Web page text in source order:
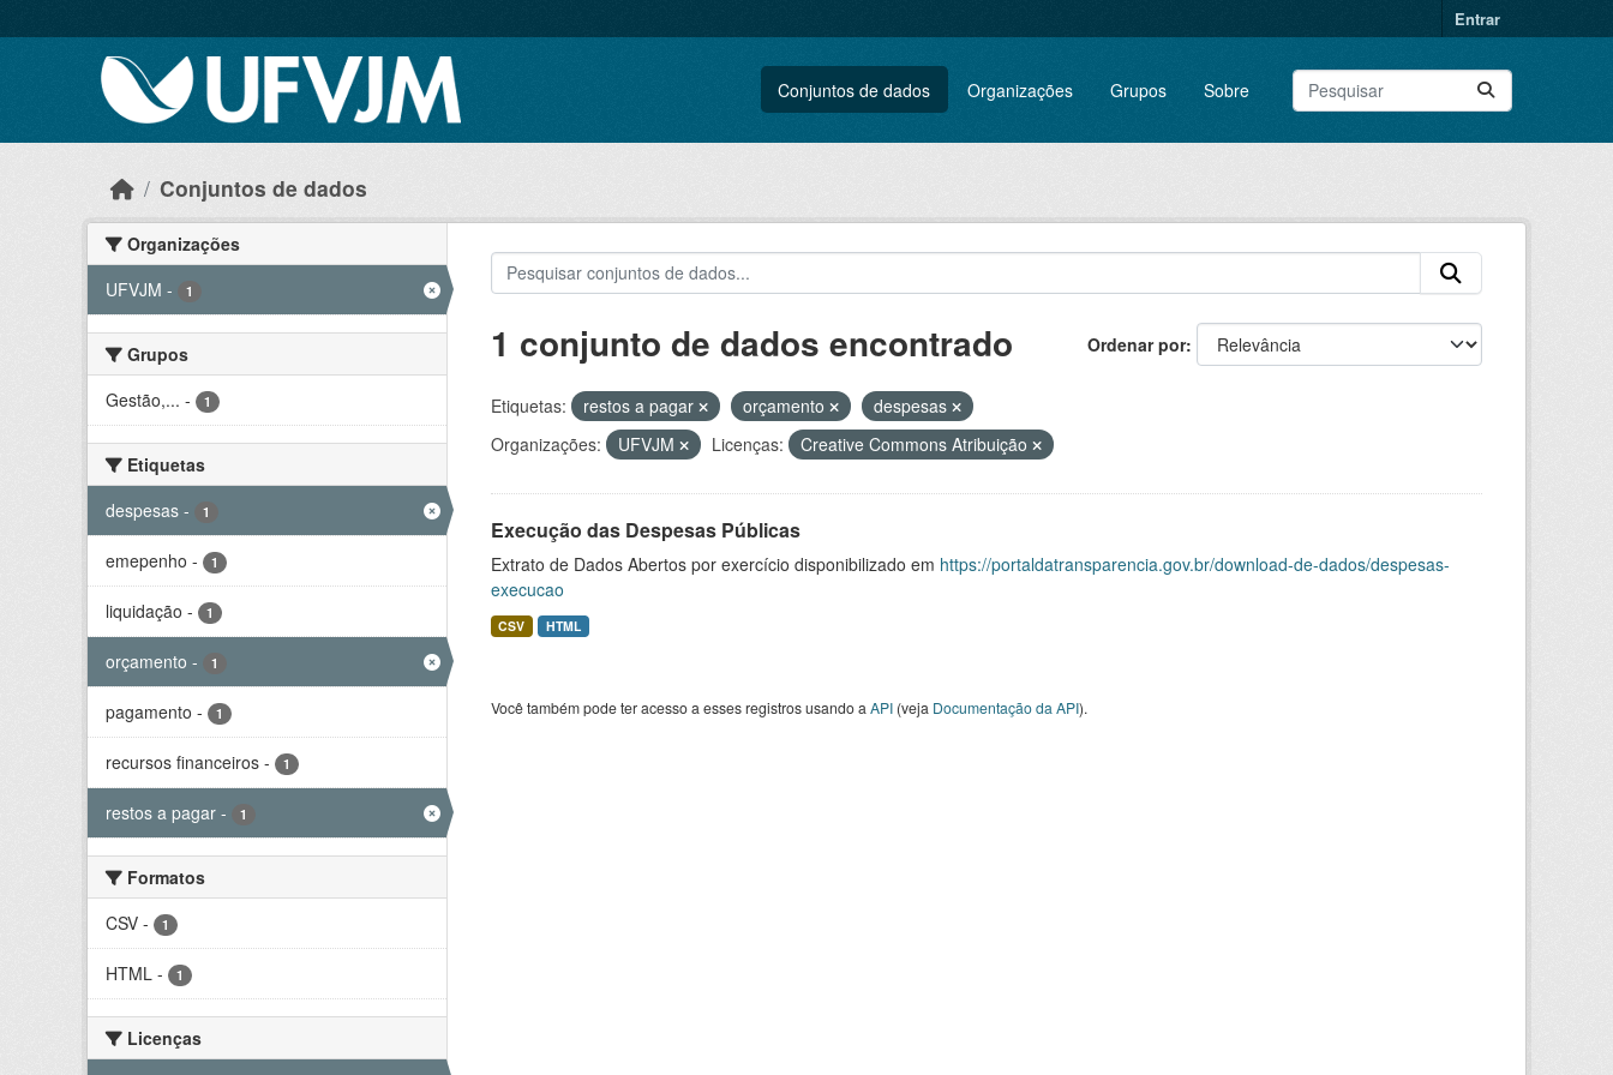
Entrar
Conjuntos de dados Organizações Grupos Sobre
Conjuntos de dados
Organizações
UFVJM - 1
Grupos
Gestão,... - 1
Etiquetas
despesas - 1
emepenho - 1
liquidação - 1
orçamento - 1
pagamento - 1
recursos financeiros - 1
restos a pagar - 1
Formatos
CSV - 1
HTML - 1
Licenças
Ordenar por
1 conjunto de dados encontrado
Etiquetas: restos a pagar orçamento
despesas
Organizações:
UFVJM Licenças: Creative Commons Atribuição
Execução das Despesas Públicas
Extrato de Dados Abertos por exercício disponibilizado em https://portaldatransparencia.gov.br/download-de-dados/despesas-
execucao
CSV HTML
Você também pode ter acesso a esses registros usando a API(veja Documentação da API).